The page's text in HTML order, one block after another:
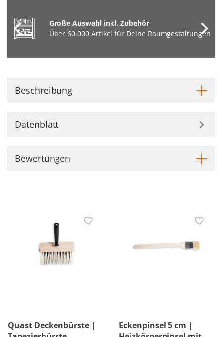
Große Auswahl inkl. Zubehör
Über 60.000 Artikel für Deine Raumgestaltungen
Beschreibung
Datenblatt
Bewertungen
Quast Deckenbürste |
Eckenpinsel 5 cm |